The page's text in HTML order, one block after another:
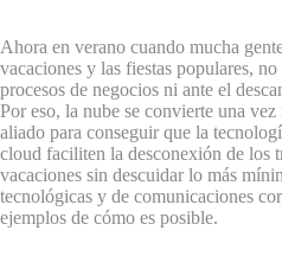
Ahora en verano cuando mucha
vacaciones y las fiestas populares,
procesos de negocios ni ante el
Por eso, la nube se convierte una vez
aliado para conseguir que la
cloud faciliten la desconexión de los
vacaciones sin descuidar lo más
tecnológicas y de comunicaciones
ejemplos de cómo es posible.